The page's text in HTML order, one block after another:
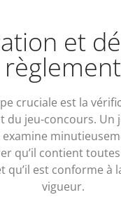
et
règlement
cruciale est la
du jeu-concours. Un
examine
qu’il contient
qu’il est conforme à
vigueur.